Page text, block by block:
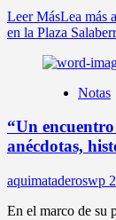
Leer MásLea más
en la Plaza
Notas
“Un
anécdotas,
aquimataderoswp
En el marco de su